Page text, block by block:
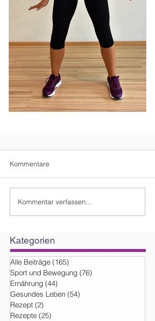
Kommentare
Kommentar verfassen...
Kategorien
Alle Beiträge (165)
Sport und Bewegung (76)
Ernährung (44)
Gesundes Leben (54)
Rezept (2)
Rezepte (25)